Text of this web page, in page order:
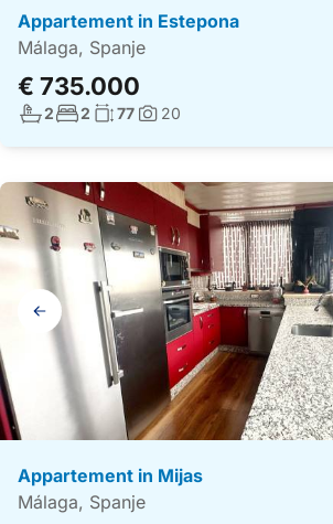
Appartement in Estepona
Málaga, Spanje
€ 735.000
Aantal badkamers:
2Aantal slaapkamers:
2 Woonoppervlakte:
77 Foto's:
20
Galerij
navigatie
Appartement in Mijas
Málaga, Spanje